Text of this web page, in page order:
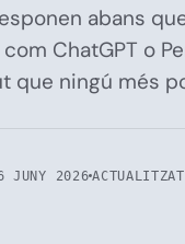
abans
ChatGPT o
que ningú més
JUNY 2026 ACTUALITZAT